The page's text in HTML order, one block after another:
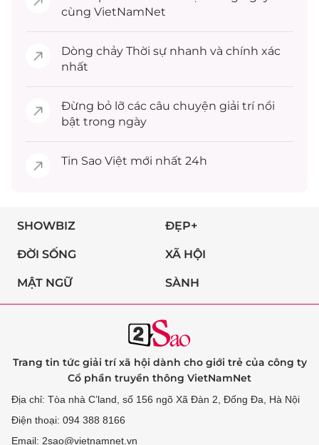
cùng VietNamNet
Dòng chảy Thời sự nhanh và chính xác
nhất
Đừng bỏ lỡ các câu chuyện giải trínổi
bật trong ngày
Tin Sao Việt mới nhất 24h
SHOWBIZ ĐẸP+
ĐỜI SỐNG XÃ HỘI
MẬT NGỮ SÀNH
Trang tin tức giải trí xã hội dành cho giới trẻ của công ty
Cổ phần truyền thông VietNamNet
Địa chỉ: Tòa nhà C’land, số 156 ngõ Xã Đàn 2, Đống Đa, Hà Nội
Điện thoại: 094 388 8166
Email: 2sao@vietnamnet.vn